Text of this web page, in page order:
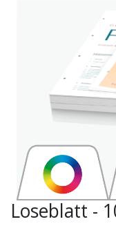
Loseblatt -